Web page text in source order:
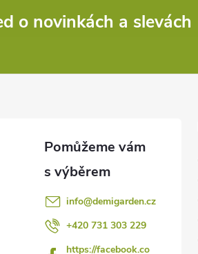
o novinkách a slevách
info@demigarden.cz
+420 731 303 229
https://facebook.co